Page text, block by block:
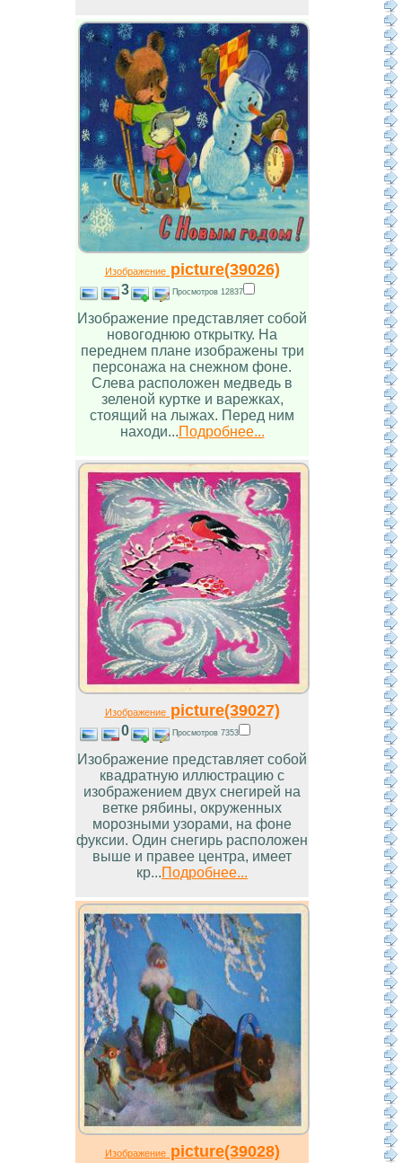
Изображениеpicture(39026)
3 Просмотров 12837
Изображение представляет собой
новогоднюю открытку. На
переднем плане изображены три
персонажа на снежном фоне.
Слева расположен медведь в
зеленой куртке и варежках,
стоящий на лыжах. Перед ним
находи...Подробнее...
Изображениеpicture(39027)
0 Просмотров 7353
Изображение представляет собой
квадратную иллюстрацию с
изображением двух снегирей на
ветке рябины, окруженных
морозными узорами, на фоне
фуксии. Один снегирь расположен
выше и правее центра, имеет
кр...Подробнее...
Изображениеpicture(39028)